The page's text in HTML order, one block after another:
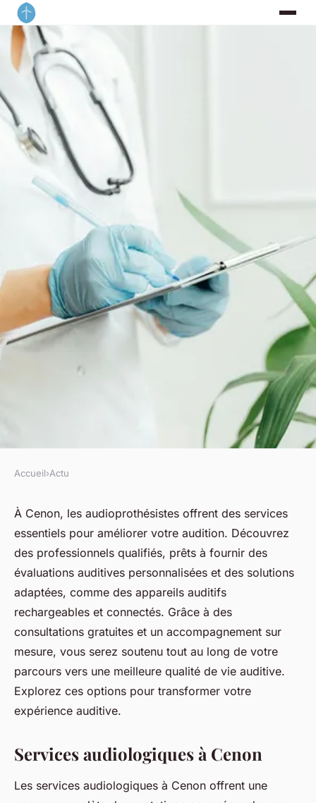
Découvrez les services de
l'audioprothésiste à cenon
fabienne•8 avril 2025•7 min de lecture
Accueil›Actu
À Cenon, les audioprothésistes offrent des services
essentiels pour améliorer votre audition. Découvrez
des professionnels qualifiés, prêts à fournir des
évaluations auditives personnalisées et des solutions
adaptées, comme des appareils auditifs
rechargeables et connectés. Grâce à des
consultations gratuites et un accompagnement sur
mesure, vous serez soutenu tout au long de votre
parcours vers une meilleure qualité de vie auditive.
Explorez ces options pour transformer votre
expérience auditive.
Services audiologiques à Cenon
Les services audiologiques à Cenon offrent une